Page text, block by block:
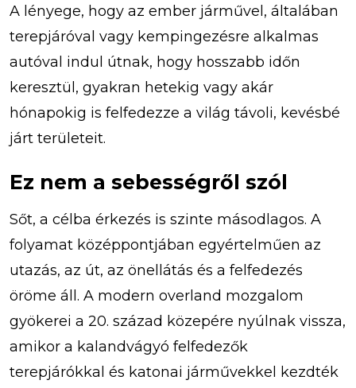
A lényege, hogy az ember járművel, általában
terepjáróval vagy kempingezésre alkalmas
autóval indul útnak, hogy hosszabb időn
keresztül, gyakran hetekig vagy akár
hónapokig is felfedezze a világ távoli, kevésbé
járt területeit.
Ez nem a sebességről szól
Sőt, a célba érkezés is szinte másodlagos. A
folyamat középpontjában egyértelműen az
utazás, az út, az önellátás és a felfedezés
öröme áll. A modern overland mozgalom
gyökerei a 20. század közepére nyúlnak vissza,
amikor a kalandvágyó felfedezők
terepjárókkal és katonai járművekkel kezdték